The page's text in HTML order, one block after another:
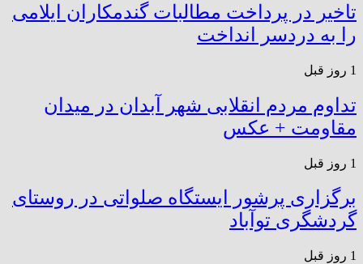
تاخیر در پرداخت مطالبات گندمکاران ایلامی
را به دردسر انداخت
1 روز قبل
تداوم مردم انقلابی شهر آبدان در میدان
مقاومت + عکس
1 روز قبل
برگزاری پرشور ایستگاه صلواتی در روستای
گردشگری توآباد
1 روز قبل